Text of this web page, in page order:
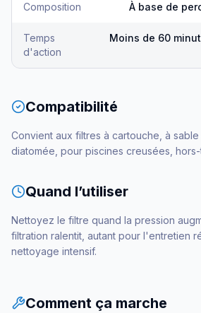
Composition À base de
Temps
d'action
Moins de 60
Compatibilité
Convient aux filtres à cartouche, à
diatomée, pour piscines creusées,
Quand l’utiliser
Nettoyez le filtre quand la pression
filtration ralentit, autant pour l'entretien
nettoyage intensif.
Comment ça marche